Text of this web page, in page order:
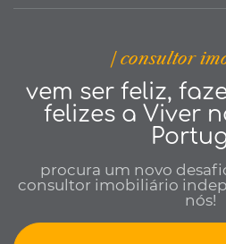
| consultor
vem ser feliz,
felizes a Viver
procura um novo
consultor imobiliário
nós!